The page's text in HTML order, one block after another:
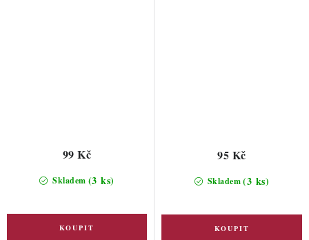
Skladem (3 ks)
99 Kč
Skladem(3 ks)
95 Kč